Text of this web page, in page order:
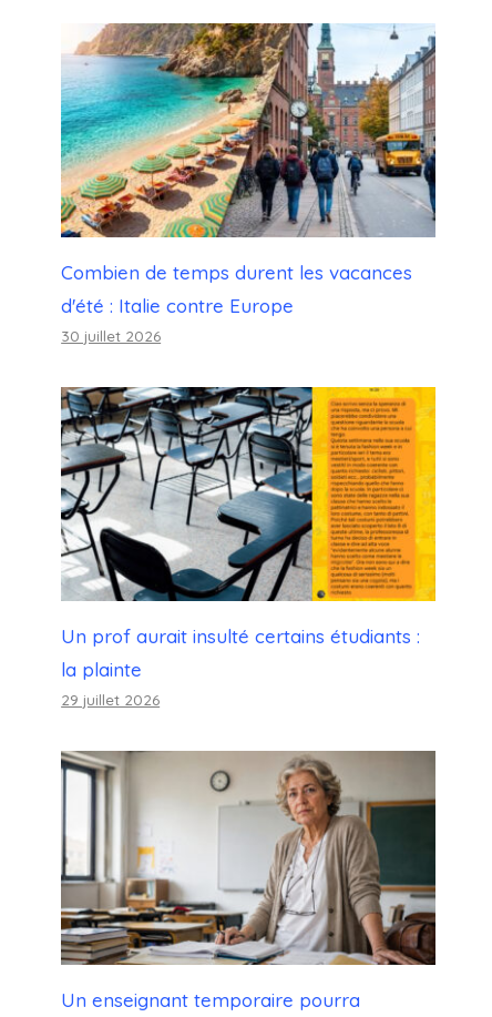
Combien de temps durent les vacances
d'été : Italie contre Europe
30 juillet 2026
Un prof aurait insulté certains étudiants :
la plainte
29 juillet 2026
Un enseignant temporaire pourra